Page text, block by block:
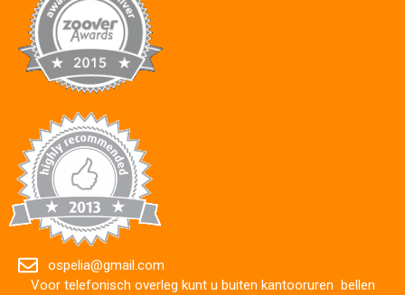
ospelia@gmail.com
Voor telefonisch overleg kunt u buiten kantooruren bellen